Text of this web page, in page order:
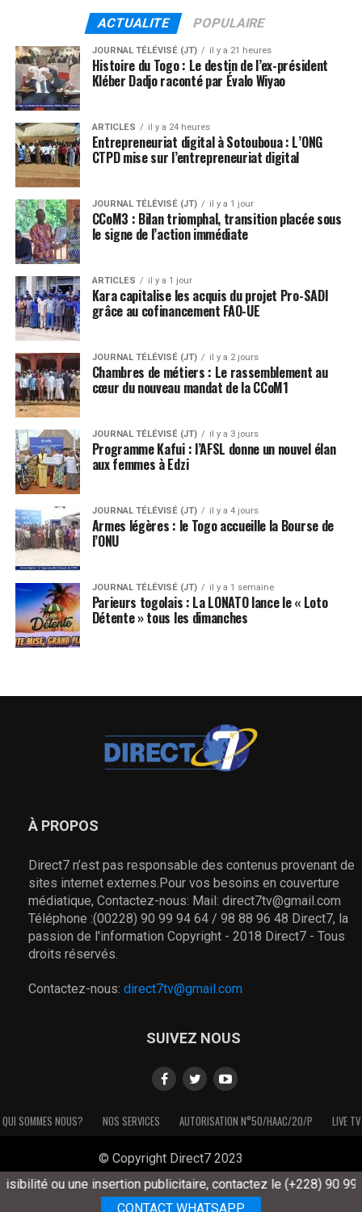
ACTUALITE POPULAIRE
JOURNAL TÉLÉVISÉ (JT) il y a 21 heures
Histoire du Togo : Le destin de l’ex-président
Kléber Dadjo raconté par Évalo Wiyao
ARTICLES il y a 24 heures
Entrepreneuriat digital à Sotouboua : L’ONG
CTPD mise sur l’entrepreneuriat digital
JOURNAL TÉLÉVISÉ (JT) il y a 1 jour
CCoM3 : Bilan triomphal, transition placée sous
le signe de l’action immédiate
ARTICLES il y a 1 jour
Kara capitalise les acquis du projet Pro-SADI
grâce au cofinancement FAO-UE
JOURNAL TÉLÉVISÉ (JT) il y a 2 jours
Chambres de métiers : Le rassemblement au
cœur du nouveau mandat de la CCoM1
JOURNAL TÉLÉVISÉ (JT) il y a 3 jours
Programme Kafui : l’AFSL donne un nouvel élan
aux femmes à Edzi
JOURNAL TÉLÉVISÉ (JT) il y a 4 jours
Armes légères : le Togo accueille la Bourse de
l’ONU
JOURNAL TÉLÉVISÉ (JT) il y a 1 semaine
Parieurs togolais : La LONATO lance le « Loto
Détente » tous les dimanches
À PROPOS
Direct7 n’est pas responsable des contenus provenant de
sites internet externes.Pour vos besoins en couverture
médiatique, Contactez-nous: Mail: direct7tv@gmail.com
Téléphone :(00228) 90 99 94 64 / 98 88 96 48 Direct7, la
passion de l'information Copyright - 2018 Direct7 - Tous
droits réservés.
Contactez-nous: direct7tv@gmail.com
SUIVEZ NOUS
QUI SOMMES NOUS? NOS SERVICES AUTORISATION N°50/HAAC/20/P LIVE TV
© Copyright Direct7 2023
ou une insertion publicitaire, contactez le (+228) 90 99 94
CONTACT WHATSAPP